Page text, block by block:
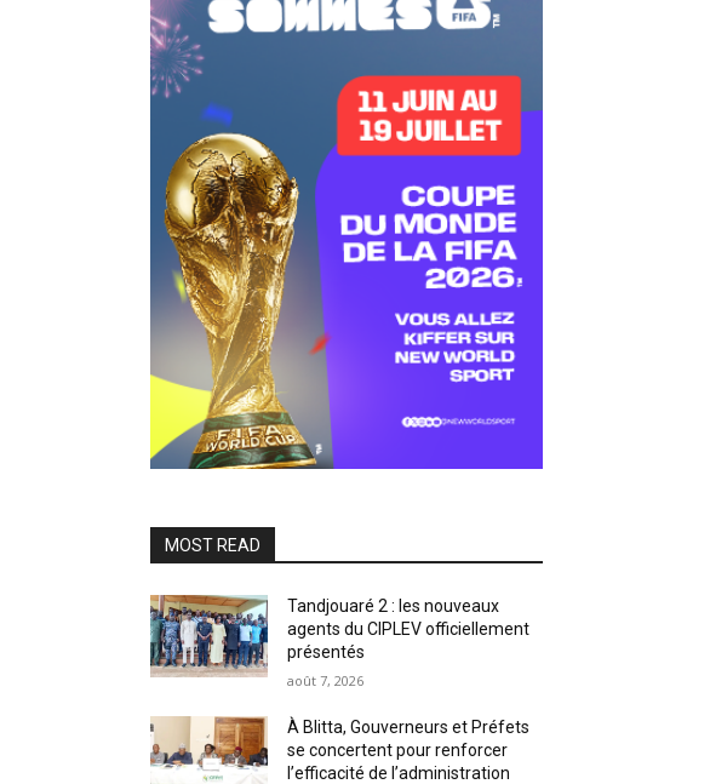
MOST READ
Tandjouaré 2 : les nouveaux
agents du CIPLEV officiellement
présentés
août 7, 2026
À Blitta, Gouverneurs et Préfets
se concertent pour renforcer
l’efficacité de l’administration